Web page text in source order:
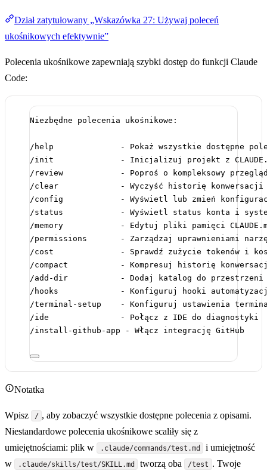
Dział zatytułowany „Wskazówka 27: Używaj poleceń
ukośnikowych efektywnie”
Polecenia ukośnikowe zapewniają szybki dostęp do funkcji Claude
Code:
Niezbędne polecenia ukośnikowe:
/help              - Pokaż wszystkie dostępne
/init              - Inicjalizuj projekt z
/review            - Poproś o kompleksowy
/clear             - Wyczyść historię konwersacji
/config            - Wyświetl lub zmień
/status            - Wyświetl status konta i
/memory            - Edytuj pliki pamięci
/permissions       - Zarządzaj uprawnieniami
/cost              - Sprawdź zużycie tokenów i
/compact           - Kompresuj historię
/add-dir           - Dodaj katalog do przestrzeni
/hooks             - Konfiguruj hooki
/terminal-setup    - Konfiguruj ustawienia
/ide               - Połącz z IDE do diagnostyki
/install-github-app - Włącz integrację GitHub
Notatka
Wpisz / , aby zobaczyć wszystkie dostępne polecenia z opisami.
Niestandardowe polecenia ukośnikowe scaliły się z
umiejętnościami: plik w
.claude/commands/test.md
i umiejętność
w
.claude/skills/test/SKILL.md tworzą oba /test . Twoje